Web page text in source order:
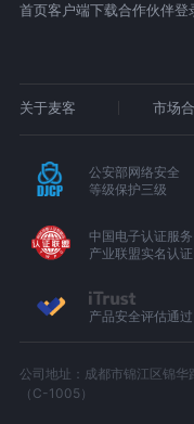
首页客户端下载合作伙伴登
关于麦客 市场
公安部网络安全
等级保护三级
中国电子认证服务
产业联盟实名认证
产品安全评估通过
公司地址：成都市锦江区锦
（C-1005）